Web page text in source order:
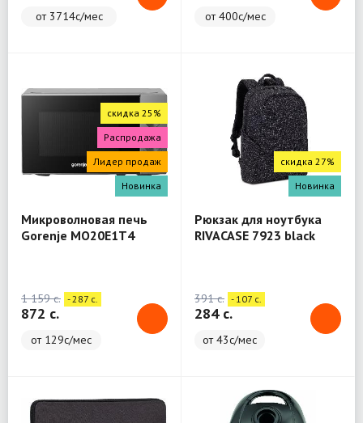
от 3714с/мес от 400с/мес
скидка 25%
Распродажа
Лидер продаж
Новинка
Микроволновая печь
Gorenje MO20E1T4
1 159 c. - 287 c.
872 c.
от 129с/мес
скидка 27%
Новинка
Рюкзак для ноутбука
RIVACASE 7923 black
391 c. - 107 c.
284 c.
от 43с/мес